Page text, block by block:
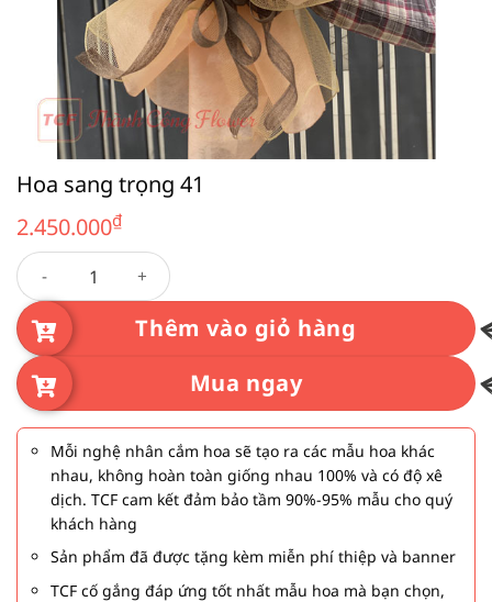
Hoa sang trọng 41
2.450.000₫
Hoa sang trọng 41 số lượng
Thêm vào giỏ hàng
Mua ngay
Mỗi nghệ nhân cắm hoa sẽ tạo ra các mẫu hoa khác
nhau, không hoàn toàn giống nhau 100% và có độ xê
dịch. TCF cam kết đảm bảo tầm 90%-95% mẫu cho quý
khách hàng
Sản phẩm đã được tặng kèm miễn phí thiệp và banner
TCF cố gắng đáp ứng tốt nhất mẫu hoa mà bạn chọn,